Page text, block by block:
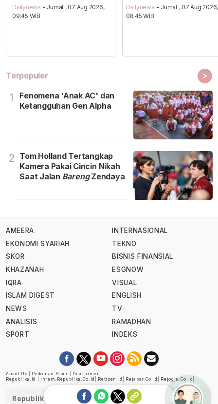
Dailynews - Jumat , 07 Aug 2026,
09:45 WIB
Dailynews - Jumat , 07 Aug 2026,
08:45 WIB
Terpopuler >
1
Fenomena 'Anak AC' dan
Ketangguhan Gen Alpha
2 Tom Holland Tertangkap
Kamera Pakai Cincin Nikah
Saat Jalan BarengZendaya
AMEERA
EKONOMI SYARIAH
SKOR
KHAZANAH
IQRA
ISLAM DIGEST
NEWS
ANALISIS
SPORT
INTERNASIONAL
TEKNO
BISNIS FINANSIAL
ESGNOW
VISUAL
ENGLISH
TV
RAMADHAN
INDEKS
About Us Pedoman Siber
Disclaimer
Republika.id
Ihram.republika.co.id Retizen.id Rejabar.co.id Rejogja.co.id
Republika telah diverifikasi oleh Dewan Pers